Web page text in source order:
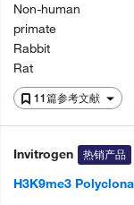
11篇参考文献
Non-human
primate
Rabbit
Rat
Invitrogen 热销产品
H3K9me3